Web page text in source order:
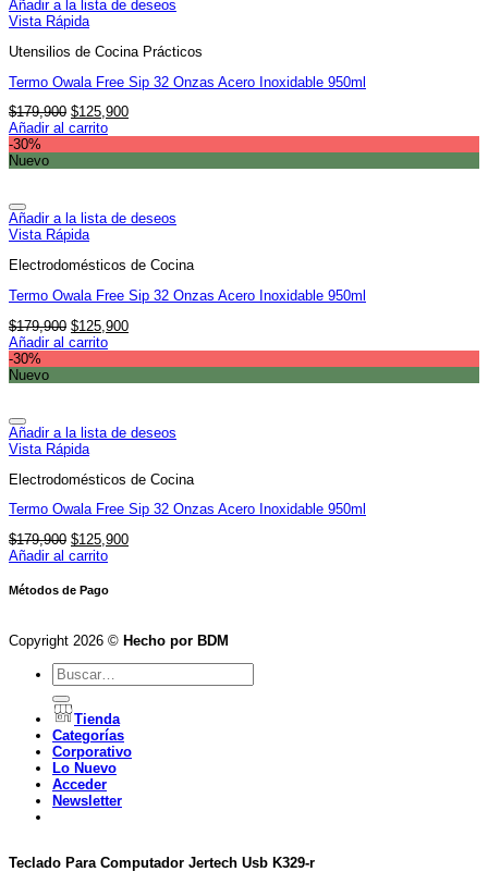
Añadir a la lista de deseos
Vista Rápida
Utensilios de Cocina Prácticos
Termo Owala Free Sip 32 Onzas Acero Inoxidable 950ml
$179,900 El
precio
$125,900El
Añadir al carrito
-30%
Nuevo
Añadir a la lista de deseos
Vista Rápida
Electrodomésticos de Cocina
Termo Owala Free Sip 32 Onzas Acero Inoxidable 950ml
$179,900 El
precio
$125,900El
Añadir al carrito
-30%
Nuevo
Añadir a la lista de deseos
Vista Rápida
Electrodomésticos de Cocina
Termo Owala Free Sip 32 Onzas Acero Inoxidable 950ml
$179,900 El
precio
era:
$125,900El
Añadir al carrito
Métodos de Pago
Copyright 2026 © Hecho por BDM
Buscar
por:
Tienda
Categorías
Corporativo
Lo Nuevo
Acceder
Newsletter
Teclado Para Computador Jertech Usb K329-r